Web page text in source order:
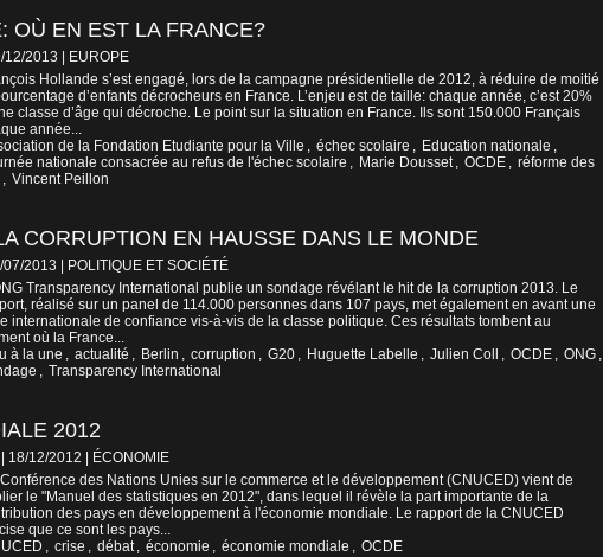
OÙ EN EST LA FRANCE?
12/2013
EUROPE
Hollande s’est engagé, lors de la campagne présidentielle de 2012, à réduire de moitié
d’enfants décrocheurs en France. L’enjeu est de taille: chaque année, c’est 20%
classe d’âge qui décroche. Le point sur la situation en France. Ils sont 150.000 Français
année...
de la Fondation Etudiante pour la Ville , échec scolaire , Education nationale ,
nationale consacrée au refus de l'échec scolaire , Marie Dousset , OCDE , réforme des
, Vincent Peillon
CORRUPTION EN HAUSSE DANS LE MONDE
07/2013
POLITIQUE ET SOCIÉTÉ
Transparency International publie un sondage révélant le hit de la corruption 2013. Le
réalisé sur un panel de 114.000 personnes dans 107 pays, met également en avant une
internationale de confiance vis-à-vis de la classe politique. Ces résultats tombent au
où la France...
à la une , actualité , Berlin , corruption , G20 , Huguette Labelle , Julien Coll , OCDE , ONG ,
, Transparency International
2012
18/12/2012
ÉCONOMIE
des Nations Unies sur le commerce et le développement (CNUCED) vient de
le "Manuel des statistiques en 2012", dans lequel il révèle la part importante de la
des pays en développement à l'économie mondiale. Le rapport de la CNUCED
que ce sont les pays...
, crise , débat , économie , économie mondiale , OCDE